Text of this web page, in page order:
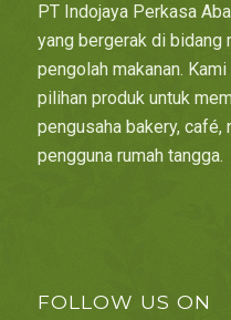
PT Indojaya Perkasa
yang bergerak di bidang
pengolah makanan.
pilihan produk untuk
pengusaha bakery, café,
pengguna rumah tangga.
FOLLOW US ON